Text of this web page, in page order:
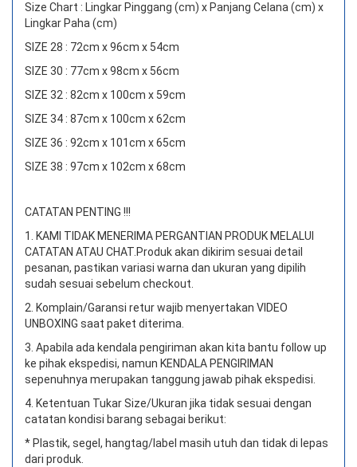
Size Chart : Lingkar Pinggang (cm) x Panjang Celana (cm) x
Lingkar Paha (cm)
SIZE 28 : 72cm x 96cm x 54cm
SIZE 30 : 77cm x 98cm x 56cm
SIZE 32 : 82cm x 100cm x 59cm
SIZE 34 : 87cm x 100cm x 62cm
SIZE 36 : 92cm x 101cm x 65cm
SIZE 38 : 97cm x 102cm x 68cm
CATATAN PENTING !!!
1. KAMI TIDAK MENERIMA PERGANTIAN PRODUK MELALUI
CATATAN ATAU CHAT.Produk akan dikirim sesuai detail
pesanan, pastikan variasi warna dan ukuran yang dipilih
sudah sesuai sebelum checkout.
2. Komplain/Garansi retur wajib menyertakan VIDEO
UNBOXING saat paket diterima.
3. Apabila ada kendala pengiriman akan kita bantu follow up
ke pihak ekspedisi, namun KENDALA PENGIRIMAN
sepenuhnya merupakan tanggung jawab pihak ekspedisi.
4. Ketentuan Tukar Size/Ukuran jika tidak sesuai dengan
catatan kondisi barang sebagai berikut:
* Plastik, segel, hangtag/label masih utuh dan tidak di lepas
dari produk.